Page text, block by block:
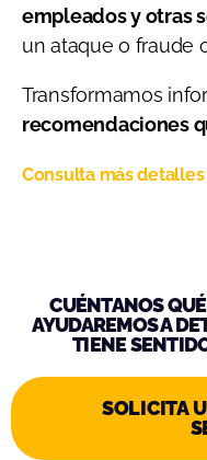
empleados y otras
un ataque o fraude
Transformamos
recomendaciones
Consulta más
CUÉNTANOS
AYUDAREMOS A
TIENE
SOLICITA